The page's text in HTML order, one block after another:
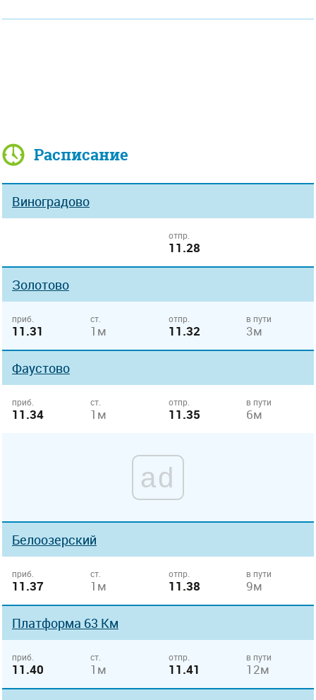
Расписание
Виноградово
отпр.
11.28
Золотово
приб.
11.31
ст.
1м
отпр.
11.32
в пути
3м
Фаустово
приб.
11.34
ст.
1м
отпр.
11.35
в пути
6м
ad
Белоозерский
приб.
11.37
ст.
1м
отпр.
11.38
в пути
9м
Платформа 63 Км
приб.
11.40
ст.
1м
отпр.
11.41
в пути
12м